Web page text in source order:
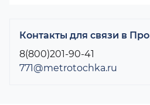
Контакты для связи в
8(800)201-90-41
771@metrotochka.ru